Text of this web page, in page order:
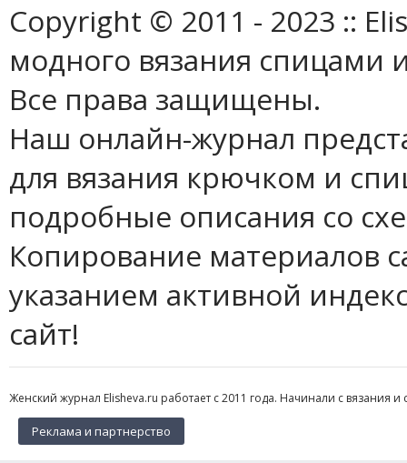
Copyright © 2011 - 2023 ::
модного вязания спицами
Все права защищены.
Наш онлайн-журнал
для вязания крючком и
подробные описания со
Копирование материалов
указанием активной
сайт!
Женский журнал Elisheva.ru работает с 2011 года. Начинали с вязания
Реклама и партнерство